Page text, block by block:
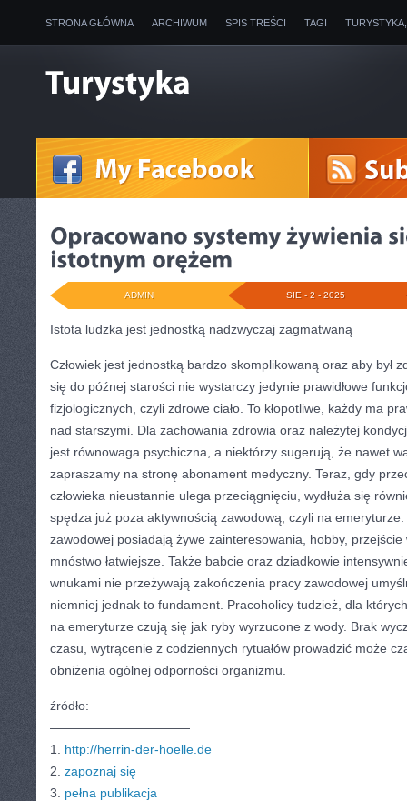
STRONA GŁÓWNA ARCHIWUM SPIS TREŚCI TAGI
SIE - 2 - 2025
ADMIN
Istota ludzka jest jednostką nadzwyczaj zagmatwaną
Człowiek jest jednostką bardzo skomplikowaną oraz aby był
się do późnej starości nie wystarczy jedynie prawidłowe
fizjologicznych, czyli zdrowe ciało. To kłopotliwe, każdy ma
nad starszymi. Dla zachowania zdrowia oraz należytej
jest równowaga psychiczna, a niektórzy sugerują, że nawet
zapraszamy na stronę abonament medyczny. Teraz, gdy
człowieka nieustannie ulega przeciągnięciu, wydłuża się
spędza już poza aktywnością zawodową, czyli na
zawodowej posiadają żywe zainteresowania, hobby,
mnóstwo łatwiejsze. Także babcie oraz dziadkowie
wnukami nie przeżywają zakończenia pracy zawodowej
niemniej jednak to fundament. Pracoholicy tudzież, dla
na emeryturze czują się jak ryby wyrzucone z wody. Brak
czasu, wytrącenie z codziennych rytuałów prowadzić może
obniżenia ogólnej odporności organizmu.
źródło:
———————————
1. http://herrin-der-hoelle.de
2. zapoznaj się
3. pełna publikacja